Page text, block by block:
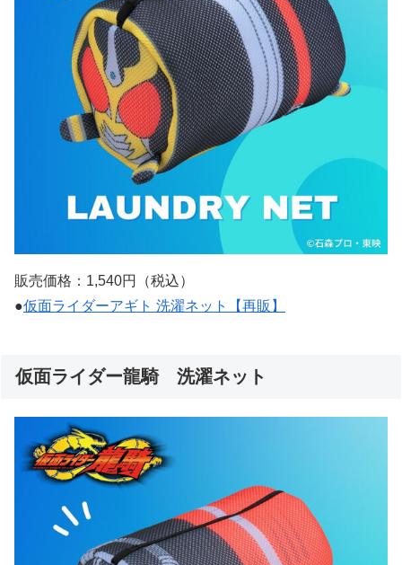
販売価格：1,540円（税込）
●仮面ライダーアギト 洗濯ネット【再販】
仮面ライダー龍騎 洗濯ネット